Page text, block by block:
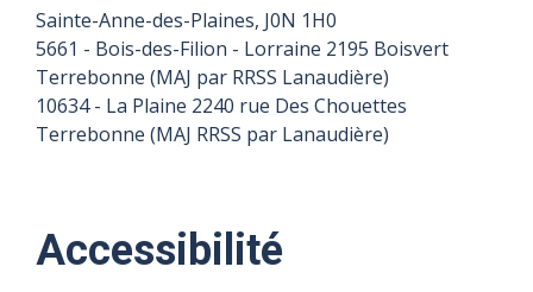
de ch/mois
déjeuner /salle
paroissiale Église
Ste-Thérèse
d'Avila
(Dimanche)
déjeuner /salle
paroissiale Église
Ste-Thérèse
d'Avila
(Dimanche)
déjeuner /salle
paroissiale Église
Ste-Thérèse
d'Avila
(Dimanche)
déjeuner /salle
paroissiale Église
Ste-Thérèse
d'Avila
(Dimanche)
déjeuner /salle
paroissiale Église
Ste-Thérèse
d'Avila
(Dimanche)
déjeuner /salle
paroissiale Église
Ste-Thérèse
d'Avila
(Dimanche)
Sainte-Anne-des-Plaines, J0N 1H0
5661 - Bois-des-Filion - Lorraine 2195 Boisvert
Terrebonne (MAJ par RRSS Lanaudière)
10634 - La Plaine 2240 rue Des Chouettes
Terrebonne (MAJ RRSS par Lanaudière)
Accessibilité